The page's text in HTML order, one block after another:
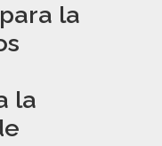
la
la